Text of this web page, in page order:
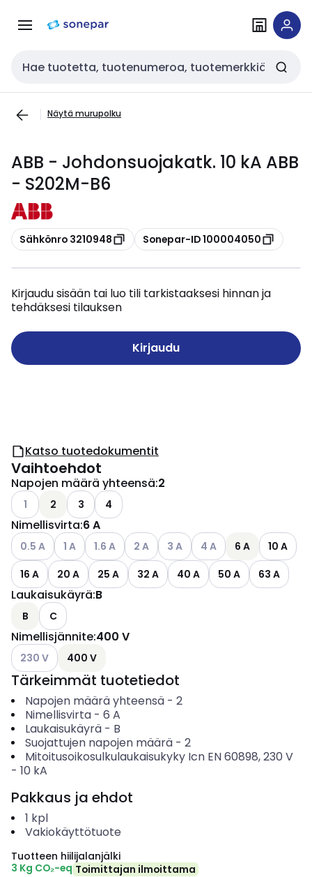
navigointiinsisältöön
Haku
Näytä murupolku
ABB - Johdonsuojakatk. 10 kA ABB
- S202M-B6
Kopioi
Sähkönro 3210948 Kopioi
Sonepar-ID 100004050
Kirjaudu sisään tai luo tili tarkistaaksesi hinnan ja
tehdäksesi tilauksen
Kirjaudu
Katso tuotedokumentit
Vaihtoehdot
Napojen määrä yhteensä:2
Katso käytettävissä olevat vaihtoehdot
1 2 3 4
Nimellisvirta:6 A
Katso käytettävissä olevat vaihtoehdot
0.5 A Katso käytettävissä olevat vaihtoehdot
1 A Katso käytettävissä olevat vaihtoehdot
1.6 A Katso käytettävissä olevat
2 A Katso käytettävissä olevat
3 A Katso käytettävissä
4 A 6 A
10 A
16 A
20 A 25 A 32 A 40 A 50 A 63 A
Laukaisukäyrä:B
B C
Nimellisjännite:400 V
Katso käytettävissä olevat vaihtoehdot
230 V 400 V
Tärkeimmät tuotetiedot
Napojen määrä yhteensä- 2
Nimellisvirta- 6 A
Laukaisukäyrä- B
Suojattujen napojen määrä- 2
Mitoitusoikosulkulaukaisukyky Icn EN 60898, 230 V
- 10 kA
Pakkaus ja ehdot
1 kpl
Vakiokäyttötuote
Tuotteen hiilijalanjälki
3 Kg CO₂-eq Toimittajan ilmoittama